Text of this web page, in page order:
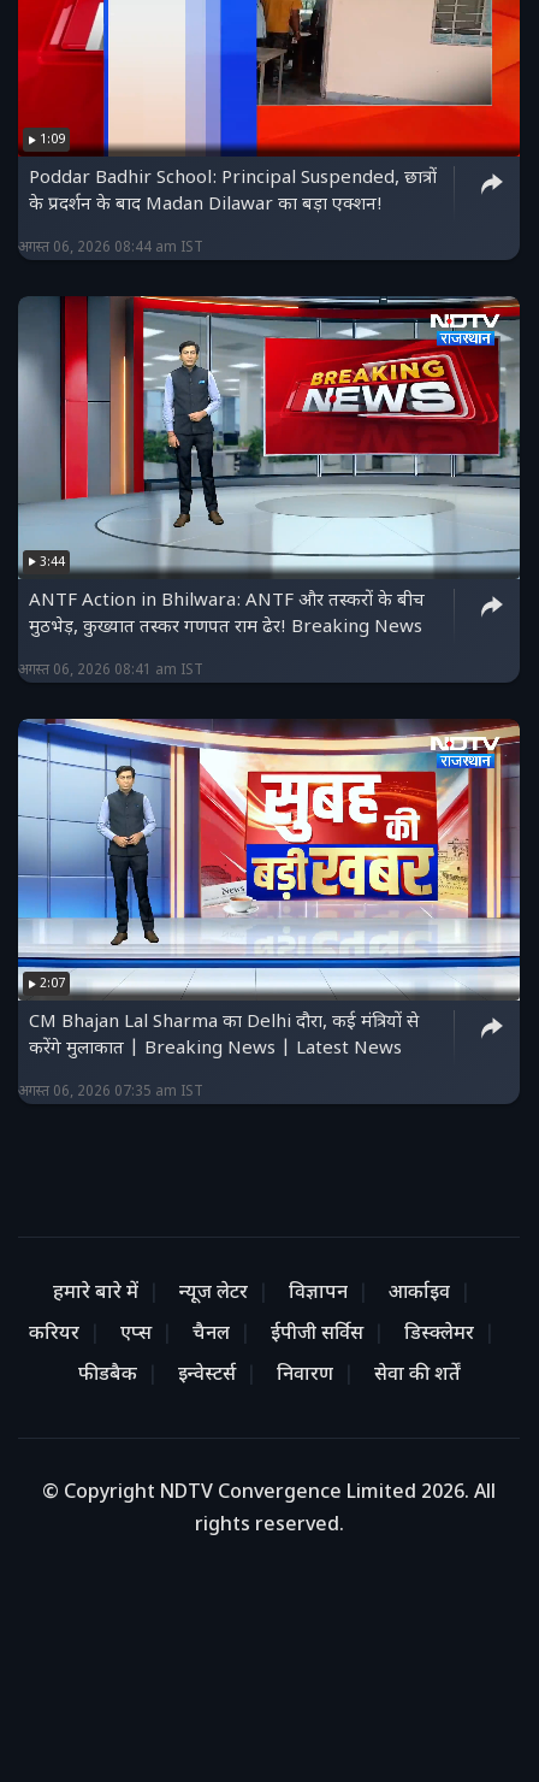
1:09
Poddar Badhir School: Principal Suspended, छात्रों
के प्रदर्शन के बाद Madan Dilawar का बड़ा एक्शन!
अगस्त 06, 2026 08:44 am IST
3:44
ANTF Action in Bhilwara: ANTF और तस्करों के बीच
मुठभेड़, कुख्यात तस्कर गणपत राम ढेर! Breaking News
अगस्त 06, 2026 08:41 am IST
2:07
CM Bhajan Lal Sharma का Delhi दौरा, कई मंत्रियों से
करेंगे मुलाकात | Breaking News | Latest News
अगस्त 06, 2026 07:35 am IST
हमारे बारे में न्यूज लेटर विज्ञापन
आर्काइव
करियर
एप्स चैनल ईपीजी सर्विस
डिस्क्लेमर
फीडबैक
इन्वेस्टर्स निवारण सेवा की शर्तें
© Copyright NDTV Convergence Limited 2026. All
rights reserved.